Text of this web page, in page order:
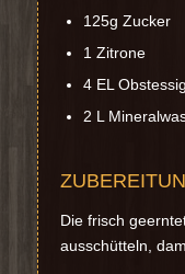
125g Zucker
1 Zitrone
4 EL Obstessig
2 L
Die frisch
ausschütteln,